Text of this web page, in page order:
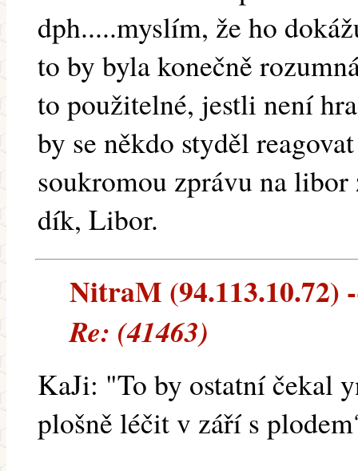
dph.....myslím, že ho
to by byla konečně
to použitelné, jestli není
by se někdo styděl
soukromou zprávu na
dík, Libor.
NitraM (94.113.10.72)
Re: (41463)
KaJi: "To by ostatní čekal
plošně léčit v září s